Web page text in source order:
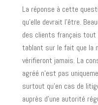
La réponse à cette
qu’elle devrait l’être.
des clients français tout
tablant sur le fait que la
vérifieront jamais. La
agréé n’est pas
surtout qu’en cas de
auprès d’une autorité